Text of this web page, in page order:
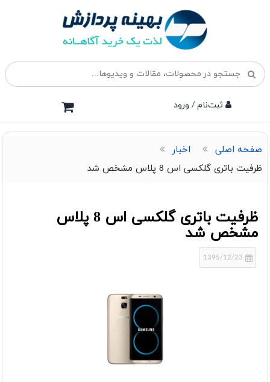
ثبت‌نام / ورود
صفحه اصلی
اخبار
ظرفیت باتری گلکسی اس 8 پلاس مشخص شد
ظرفیت باتری گلکسی اس 8 پلاس
مشخص شد